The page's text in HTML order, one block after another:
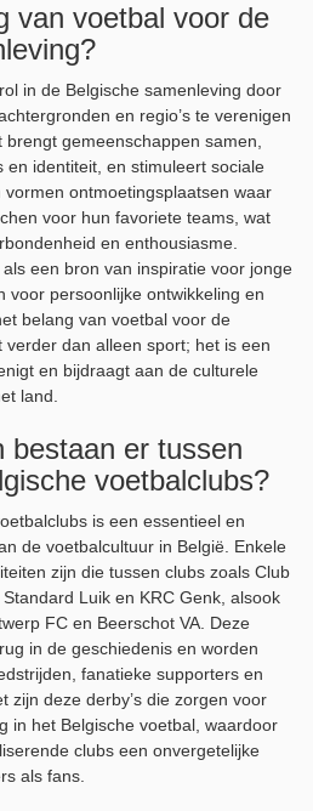
van voetbal voor de
in de Belgische samenleving door
en regio’s te verenigen
gemeenschappen samen,
identiteit, en stimuleert sociale
ontmoetingsplaatsen waar
voor hun favoriete teams, wat
en enthousiasme.
een bron van inspiratie voor jonge
voor persoonlijke ontwikkeling en
belang van voetbal voor de
verder dan alleen sport; het is een
en bijdraagt aan de culturele
land.
bestaan er tussen
voetbalclubs?
is een essentieel en
de voetbalcultuur in België. Enkele
zijn die tussen clubs zoals Club
Luik en KRC Genk, alsook
FC en Beerschot VA. Deze
in de geschiedenis en worden
fanatieke supporters en
zijn deze derby’s die zorgen voor
in het Belgische voetbal, waardoor
clubs een onvergetelijke
als fans.